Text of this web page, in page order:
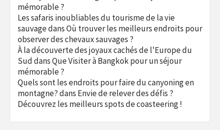
mémorable ?
Les safaris inoubliables du tourisme de la vie
sauvagedansOù trouver les meilleurs endroits pour
observer des chevaux sauvages ?
À la découverte des joyaux cachés de l'Europe du
SuddansQue Visiter à Bangkok pour un séjour
mémorable ?
Quels sont les endroits pour faire du canyoning en
montagne?dans Envie de relever des défis ?
Découvrez les meilleurs spots de coasteering !